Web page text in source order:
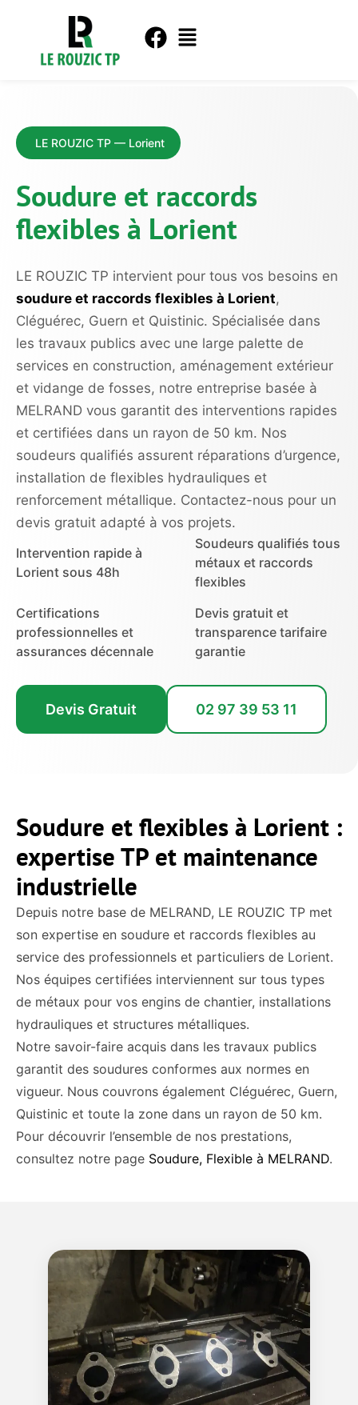
LE ROUZIC TP — Lorient
Soudure et raccords
flexibles à Lorient
LE ROUZIC TP intervient pour tous vos besoins en
soudure et raccords flexibles à Lorient,
Cléguérec, Guern et Quistinic. Spécialisée dans
les travaux publics avec une large palette de
services en construction, aménagement extérieur
et vidange de fosses, notre entreprise basée à
MELRAND vous garantit des interventions rapides
et certifiées dans un rayon de 50 km. Nos
soudeurs qualifiés assurent réparations d’urgence,
installation de flexibles hydrauliques et
renforcement métallique. Contactez-nous pour un
devis gratuit adapté à vos projets.
Intervention rapide à
Lorient sous 48h
Soudeurs qualifiés tous
métaux et raccords
flexibles
Certifications
professionnelles et
assurances décennale
Devis gratuit et
transparence tarifaire
garantie
Devis Gratuit 02 97 39 53 11
Soudure et flexibles à Lorient :
expertise TP et maintenance
industrielle
Depuis notre base de MELRAND, LE ROUZIC TP met
son expertise en soudure et raccords flexibles au
service des professionnels et particuliers de Lorient.
Nos équipes certifiées interviennent sur tous types
de métaux pour vos engins de chantier, installations
hydrauliques et structures métalliques.
Notre savoir-faire acquis dans les travaux publics
garantit des soudures conformes aux normes en
vigueur. Nous couvrons également Cléguérec, Guern,
Quistinic et toute la zone dans un rayon de 50 km.
Pour découvrir l’ensemble de nos prestations,
consultez notre page Soudure, Flexible à MELRAND.